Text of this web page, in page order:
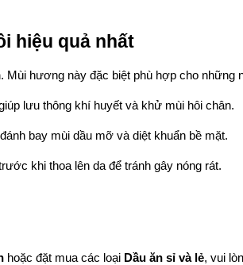
hiệu quả nhất
Mùi hương này đặc biệt phù hợp cho những
lưu thông khí huyết và khử mùi hôi chân.
bay mùi dầu mỡ và diệt khuẩn bề mặt.
khi thoa lên da để tránh gây nóng rát.
hoặc đặt mua các loại Dầu ăn sỉ và lẻ, vui